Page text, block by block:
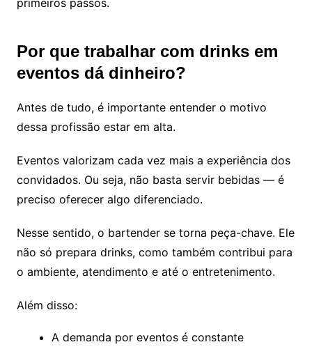
Por que trabalhar com drinks em
eventos dá dinheiro?
Antes de tudo, é importante entender o motivo
dessa profissão estar em alta.
Eventos valorizam cada vez mais a experiência dos
convidados. Ou seja, não basta servir bebidas — é
preciso oferecer algo diferenciado.
Nesse sentido, o bartender se torna peça-chave. Ele
não só prepara drinks, como também contribui para
o ambiente, atendimento e até o entretenimento.
Além disso:
A demanda por eventos é constante